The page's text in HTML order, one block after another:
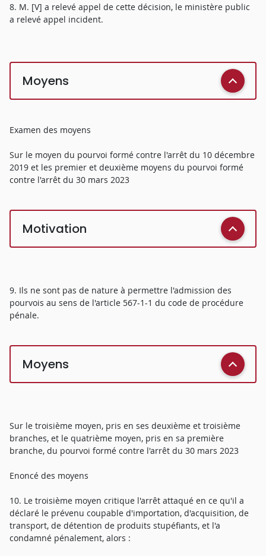
8. M. [V] a relevé appel de cette décision, le ministère public
a relevé appel incident.
Moyens
Examen des moyens
Sur le moyen du pourvoi formé contre l'arrêt du 10 décembre
2019 et les premier et deuxième moyens du pourvoi formé
contre l'arrêt du 30 mars 2023
Motivation
9. Ils ne sont pas de nature à permettre l'admission des
pourvois au sens de l'article 567-1-1 du code de procédure
pénale.
Moyens
Sur le troisième moyen, pris en ses deuxième et troisième
branches, et le quatrième moyen, pris en sa première
branche, du pourvoi formé contre l'arrêt du 30 mars 2023
Enoncé des moyens
10. Le troisième moyen critique l'arrêt attaqué en ce qu'il a
déclaré le prévenu coupable d'importation, d'acquisition, de
transport, de détention de produits stupéfiants, et l'a
condamné pénalement, alors :